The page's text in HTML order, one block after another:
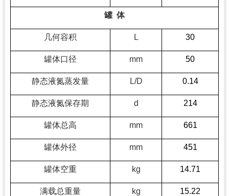
罐 体
几何容积 L 30
罐体口径 mm 50
静态液氮蒸发量 L/D 0.14
静态液氮保存期 d 214
罐体总高 mm 661
罐体外径 mm 451
罐体空重 kg 14.71
满载总重量 kg 15.22